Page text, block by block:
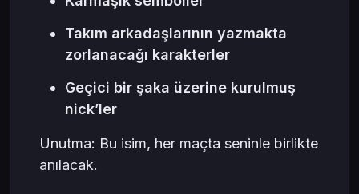
Takım arkadaşlarının yazmakta
zorlanacağı karakterler
Geçici bir şaka üzerine kurulmuş
nick’ler
Unutma: Bu isim, her maçta seninle birlikte
anılacak.